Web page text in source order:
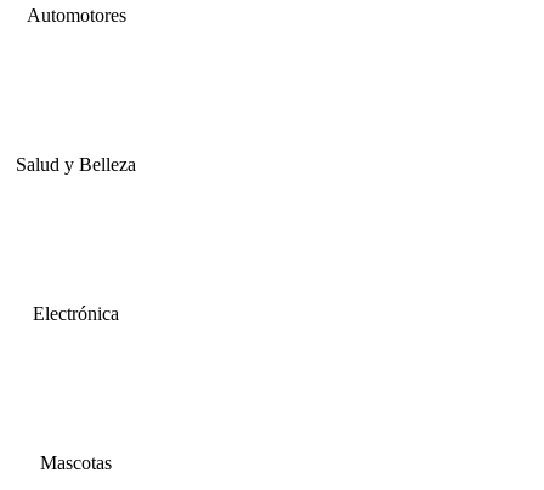
Automotores
Salud y Belleza
Electrónica
Mascotas